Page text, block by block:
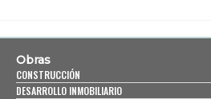
Obras
CONSTRUCCIÓN
DESARROLLO INMOBILIARIO